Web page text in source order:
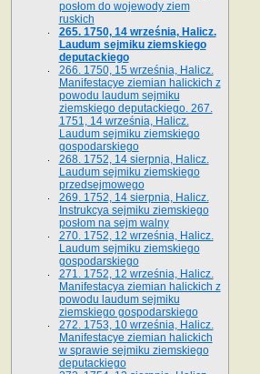
posłom do wojewody ziem
ruskich
265. 1750, 14 września, Halicz.
Laudum sejmiku ziemskiego
deputackiego
266. 1750, 15 września, Halicz.
Manifestacye ziemian halickich z
powodu laudum sejmiku
ziemskiego deputackiego. 267.
1751, 14 września, Halicz.
Laudum sejmiku ziemskiego
gospodarskiego
268. 1752, 14 sierpnia, Halicz.
Laudum sejmiku ziemskiego
przedsejmowego
269. 1752, 14 sierpnia, Halicz.
Instrukcya sejmiku ziemskiego
posłom na sejm walny
270. 1752, 12 września, Halicz.
Laudum sejmiku ziemskiego
gospodarskiego
271. 1752, 12 września, Halicz.
Manifestacya ziemian halickich z
powodu laudum sejmiku
ziemskiego gospodarskiego
272. 1753, 10 września, Halicz.
Manifestacye ziemian halickich
w sprawie sejmiku ziemskiego
deputackiego